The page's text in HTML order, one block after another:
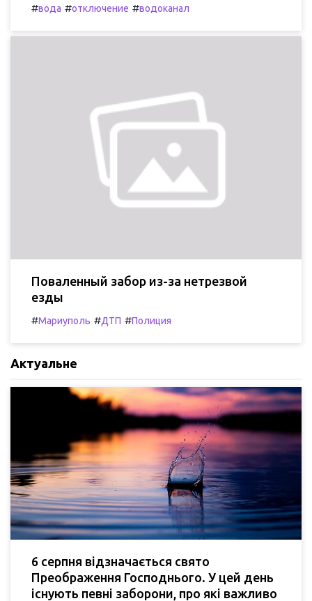
#вода #отключение #водоканал
Поваленный забор из-за нетрезвой
езды
#Мариуполь #ДТП #Полиция
Актуальне
6 серпня відзначається свято
Преображення Господнього. У цей день
існують певні заборони, про які важливо